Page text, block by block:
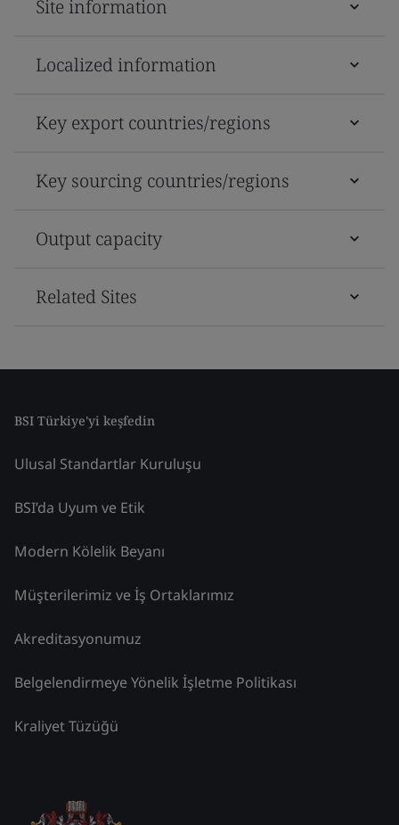
Site information
Localized information
Key export countries/regions
Key sourcing countries/regions
Output capacity
Related Sites
BSI Türkiye'yi keşfedin
Ulusal Standartlar Kuruluşu
BSI’da Uyum ve Etik
Modern Kölelik Beyanı
Müşterilerimiz ve İş Ortaklarımız
Akreditasyonumuz
Belgelendirmeye Yönelik İşletme Politikası
Kraliyet Tüzüğü